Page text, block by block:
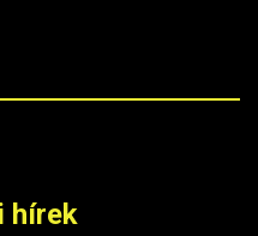
hírek